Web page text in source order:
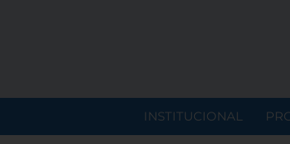
INSTITUCIONAL